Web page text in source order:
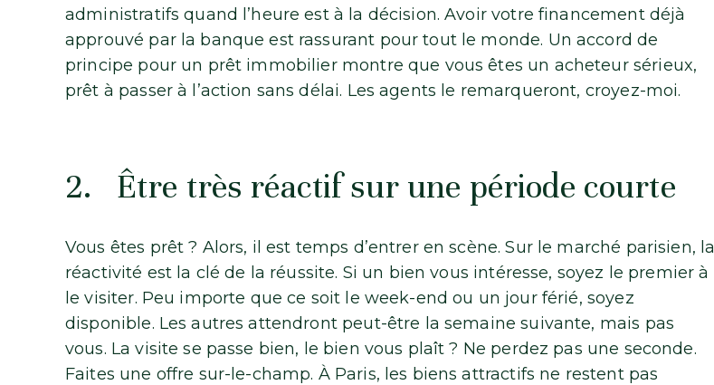
administratifs quand l’heure est à la décision. Avoir votre financement déjà
approuvé par la banque est rassurant pour tout le monde. Un accord de
principe pour un prêt immobilier montre que vous êtes un acheteur sérieux,
prêt à passer à l’action sans délai. Les agents le remarqueront, croyez-moi.
2. Être très réactif sur une période courte
Vous êtes prêt ? Alors, il est temps d’entrer en scène. Sur le marché parisien, la
réactivité est la clé de la réussite. Si un bien vous intéresse, soyez le premier à
le visiter. Peu importe que ce soit le week-end ou un jour férié, soyez
disponible. Les autres attendront peut-être la semaine suivante, mais pas
vous. La visite se passe bien, le bien vous plaît ? Ne perdez pas une seconde.
Faites une offre sur-le-champ. À Paris, les biens attractifs ne restent pas